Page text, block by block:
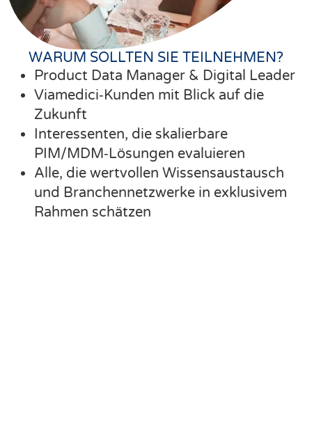
WARUM SOLLTEN SIE TEILNEHMEN?
Product Data Manager & Digital Leader
Viamedici‑Kunden mit Blick auf die
Zukunft
Interessenten, die skalierbare
PIM/MDM‑Lösungen evaluieren
Alle, die wertvollen Wissensaustausch
und Branchennetzwerke in exklusivem
Rahmen schätzen